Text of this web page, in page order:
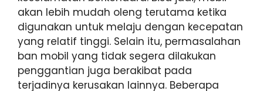
akan lebih mudah oleng terutama ketika
digunakan untuk melaju dengan kecepatan
yang relatif tinggi. Selain itu, permasalahan
ban mobil yang tidak segera dilakukan
penggantian juga berakibat pada
terjadinya kerusakan lainnya. Beberapa